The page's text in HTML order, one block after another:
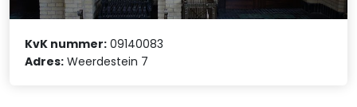
KvK nummer: 09140083
Adres: Weerdestein 7